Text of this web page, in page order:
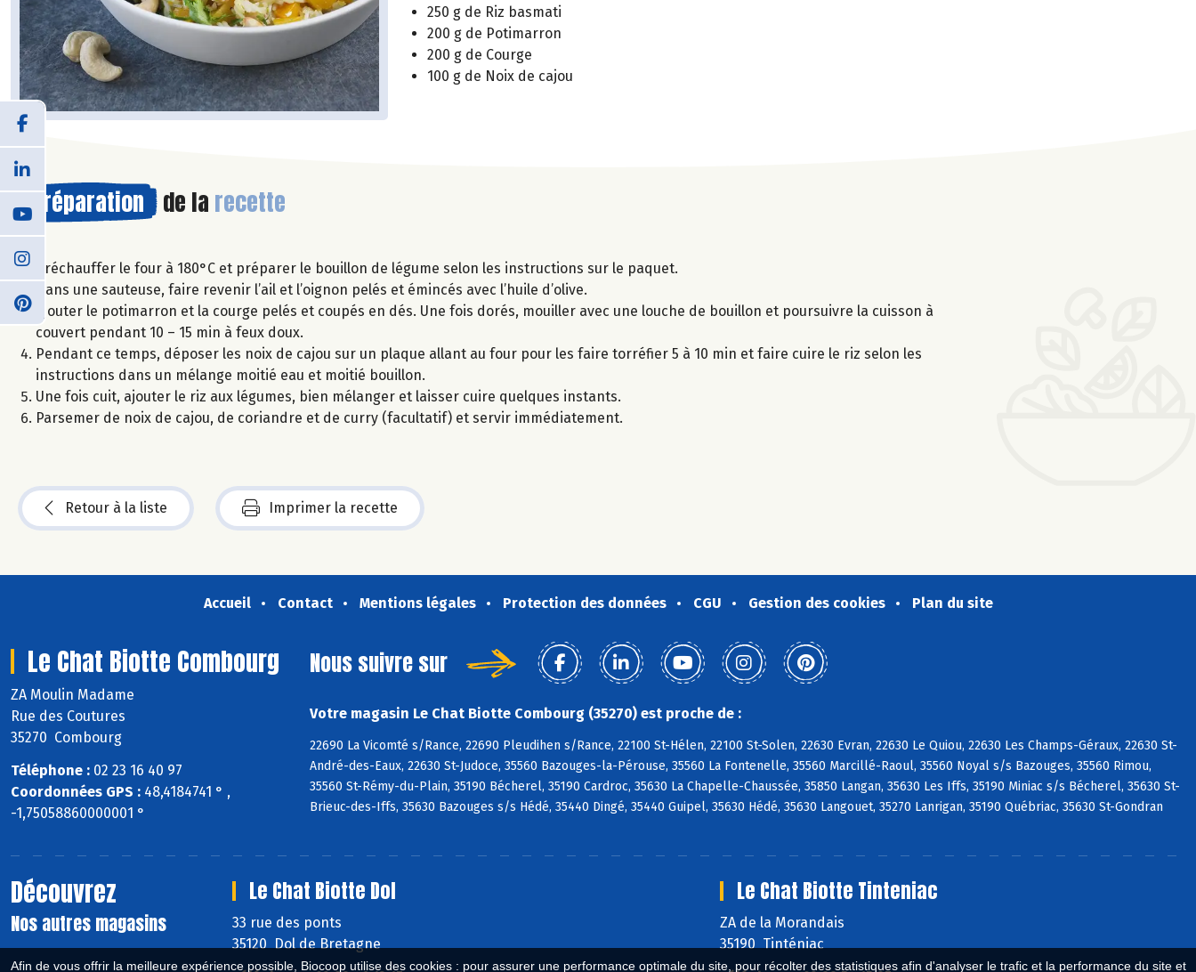
Afin de vous offrir la meilleure expérience possible, Biocoop utilise des cookies : pour assurer une performance optimale du site, pour récolter des statistiques afin d'analyser le trafic et la performance du site et
250 g de Riz basmati
200 g de Potimarron
200 g de Courge
100 g de Noix de cajou
Préparation de la recette
Préchauffer le four à 180°C et préparer le bouillon de légume selon les instructions sur le paquet.
Dans une sauteuse, faire revenir l’ail et l’oignon pelés et émincés avec l’huile d’olive.
Ajouter le potimarron et la courge pelés et coupés en dés. Une fois dorés, mouiller avec une louche de bouillon et poursuivre la cuisson à
couvert pendant 10 – 15 min à feux doux.
Pendant ce temps, déposer les noix de cajou sur un plaque allant au four pour les faire torréfier 5 à 10 min et faire cuire le riz selon les
instructions dans un mélange moitié eau et moitié bouillon.
Une fois cuit, ajouter le riz aux légumes, bien mélanger et laisser cuire quelques instants.
Parsemer de noix de cajou, de coriandre et de curry (facultatif) et servir immédiatement.
Retour à la liste Imprimer la recette
Accueil Contact Mentions légales Protection des données CGU Gestion des cookies Plan du site
Le Chat Biotte Combourg
ZA Moulin Madame
Rue des Coutures
35270 Combourg
Téléphone : 02 23 16 40 97
Coordonnées GPS : 48,4184741 ° ,
-1,75058860000001 °
Nous suivre sur
Votre magasin Le Chat Biotte Combourg (35270) est proche de :
22690 La Vicomté s/Rance, 22690 Pleudihen s/Rance, 22100 St-Hélen, 22100 St-Solen, 22630 Evran, 22630 Le Quiou, 22630 Les Champs-Géraux, 22630 St-
André-des-Eaux, 22630 St-Judoce, 35560 Bazouges-la-Pérouse, 35560 La Fontenelle, 35560 Marcillé-Raoul, 35560 Noyal s/s Bazouges, 35560 Rimou,
35560 St-Rémy-du-Plain, 35190 Bécherel, 35190 Cardroc, 35630 La Chapelle-Chaussée, 35850 Langan, 35630 Les Iffs, 35190 Miniac s/s Bécherel, 35630 St-
Brieuc-des-Iffs, 35630 Bazouges s/s Hédé, 35440 Dingé, 35440 Guipel, 35630 Hédé, 35630 Langouet, 35270 Lanrigan, 35190 Québriac, 35630 St-Gondran
Découvrez
Nos autres magasins
Le Chat Biotte Dol
33 rue des ponts
35120 Dol de Bretagne
Le Chat Biotte Tinteniac
ZA de la Morandais
35190 Tinténiac